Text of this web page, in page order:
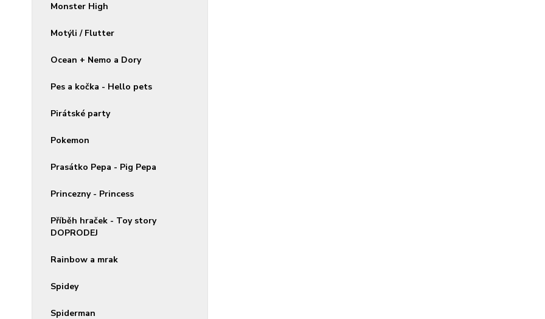
Monster High
Motýli / Flutter
Ocean + Nemo a Dory
Pes a kočka - Hello pets
Pirátské party
Pokemon
Prasátko Pepa - Pig Pepa
Princezny - Princess
Příběh hraček - Toy story
DOPRODEJ
Rainbow a mrak
Spidey
Spiderman